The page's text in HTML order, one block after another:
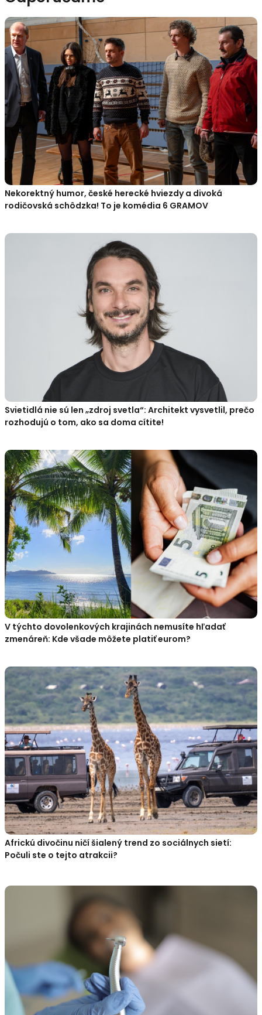
Nekorektný humor, české herecké hviezdy a divoká
rodičovská schôdzka! To je komédia 6 GRAMOV
Svietidlá nie sú len „zdroj svetla“: Architekt vysvetlil, prečo
rozhodujú o tom, ako sa doma cítite!
V týchto dovolenkových krajinách nemusíte hľadať
zmenáreň: Kde všade môžete platiť eurom?
Africkú divočinu ničí šialený trend zo sociálnych sietí:
Počuli ste o tejto atrakcii?